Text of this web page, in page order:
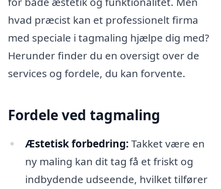
hvad præcist kan et professionelt firma
med speciale i tagmaling hjælpe dig med?
Herunder finder du en oversigt over de
services og fordele, du kan forvente.
Fordele ved tagmaling
Æstetisk forbedring: Takket være en
ny maling kan dit tag få et friskt og
indbydende udseende, hvilket tilfører